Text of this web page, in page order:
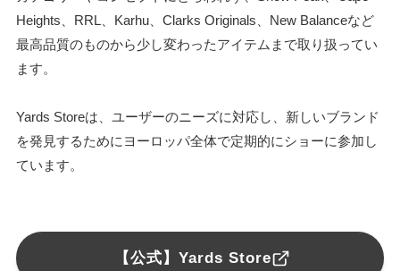
Heights、RRL、Karhu、Clarks Originals、New Balanceなど
最高品質のものから少し変わったアイテムまで取り扱ってい
ます。
Yards Storeは、ユーザーのニーズに対応し、新しいブランド
を発見するためにヨーロッパ全体で定期的にショーに参加し
ています。
【公式】Yards Store